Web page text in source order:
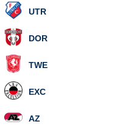
UTR
DOR
TWE
EXC
AZ